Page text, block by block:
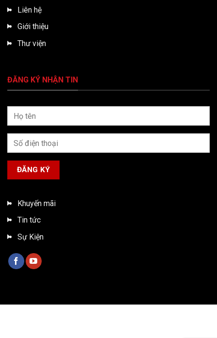
Liên hệ
Giới thiệu
Thư viện
ĐĂNG KÝ NHẬN TIN
Khuyến mãi
Tin tức
Sự Kiện